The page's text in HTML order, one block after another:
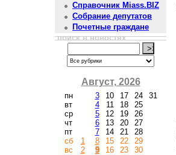
Справочник Miass.BIZ
Собрание депутатов
Почетные граждане
поиск в новостях
Август, 2026
пн
вт
ср
чт
пт
сб
вс
1
2
3
4
5
6
7
8
9
10
11
12
13
14
15
16
17
18
19
20
21
22
23
24
25
26
27
28
29
30
31